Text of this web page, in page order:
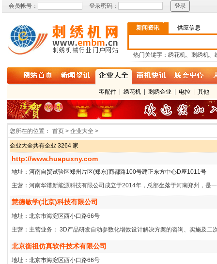
会员帐号： 登录密码：
新闻资讯 供应信息
热门关键字：绣花机、刺绣机、
零配件 绣花机 刺绣企业 电控 其他
您所在的位置： 首页 > 企业大全 >
企业大全共有企业 3264 家
http://www.huapuxny.com
地址：河南自贸试验区郑州片区(郑东)商都路100号建正东方中心D座1011号
主营：河南华谱新能源科技有限公司成立于2014年，总部坐落于河南郑州，是
慧德敏学(北京)科技有限公司
地址：北京市海淀区西小口路66号
主营：主营业务： 3D产品研发自动参数化增效设计解决方案的咨询、实施及
北京衡祖仿真软件技术有限公司
地址：北京市海淀区西小口路66号